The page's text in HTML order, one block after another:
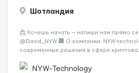
Шотландия
📩 Хочешь начать — напиши нам прямо
@David_NYW 🏢 О компании: NYW-
современные решения в сфере
освоить новую профессию через
NYW-Technology